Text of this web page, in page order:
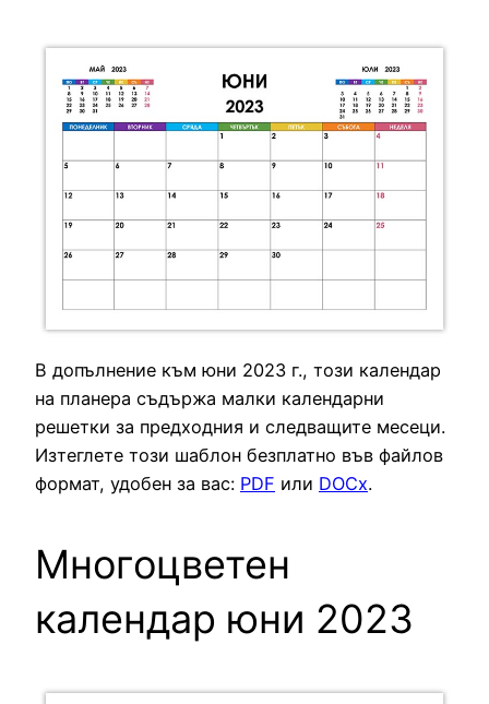
В допълнение към юни 2023 г., този календар
на планера съдържа малки календарни
решетки за предходния и следващите месеци.
Изтеглете този шаблон безплатно във файлов
формат, удобен за вас: PDF или DOCx.
Многоцветен
календар юни 2023